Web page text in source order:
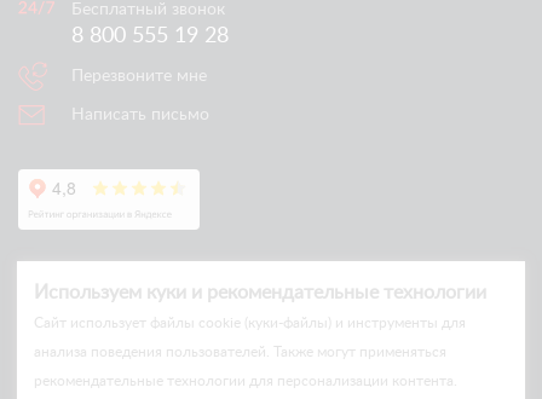
Бесплатный звонок
8 800 555 19 28
Перезвоните мне
Написать письмо
Используем куки и рекомендательные технологии
Cайт использует файлы cookie (куки-файлы) и инструменты для
анализа поведения пользователей. Также могут применяться
рекомендательные технологии для персонализации контента.